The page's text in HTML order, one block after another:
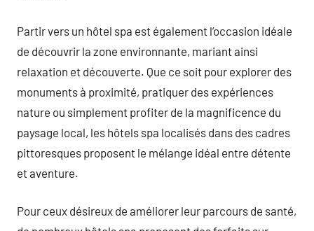
Partir vers un hôtel spa est également l’occasion idéale
de découvrir la zone environnante, mariant ainsi
relaxation et découverte. Que ce soit pour explorer des
monuments à proximité, pratiquer des expériences
nature ou simplement profiter de la magnificence du
paysage local, les hôtels spa localisés dans des cadres
pittoresques proposent le mélange idéal entre détente
et aventure.
Pour ceux désireux de améliorer leur parcours de santé,